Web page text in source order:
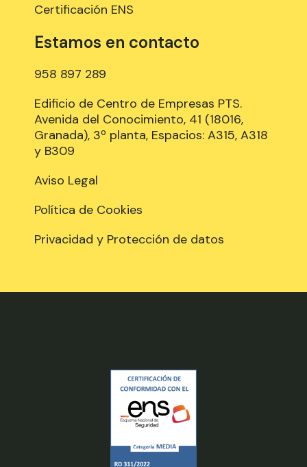
Certificación ENS
Estamos en contacto
958 897 289
Edificio de Centro de Empresas PTS.
Avenida del Conocimiento, 41 (18016,
Granada), 3º planta, Espacios: A315, A318
y B309
Aviso Legal
Política de Cookies
Privacidad y Protección de datos